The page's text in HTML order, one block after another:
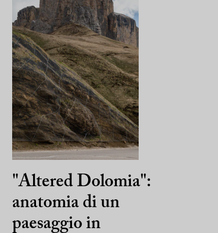
"Altered Dolomia":
anatomia di un
paesaggio in